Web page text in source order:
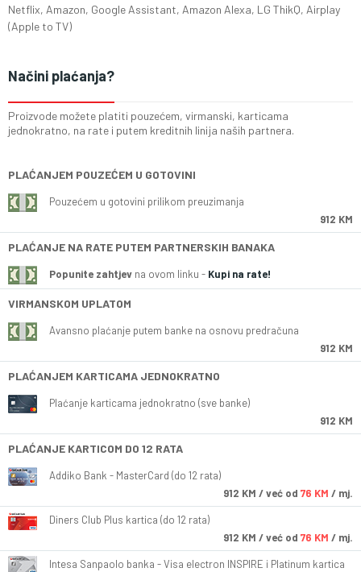
Netflix, Amazon, Google Assistant, Amazon Alexa, LG ThikQ, Airplay
(Apple to TV)
Načini plaćanja?
Proizvode možete platiti pouzećem, virmanski, karticama
jednokratno, na rate i putem kreditnih linija naših partnera.
PLAĆANJEM POUZEĆEM U GOTOVINI
Pouzećem u gotovini prilikom preuzimanja
912 KM
PLAĆANJE NA RATE PUTEM PARTNERSKIH BANAKA
Popunite zahtjev na ovom linku - Kupi na rate!
VIRMANSKOM UPLATOM
Avansno plaćanje putem banke na osnovu predračuna
912 KM
PLAĆANJEM KARTICAMA JEDNOKRATNO
Plaćanje karticama jednokratno (sve banke)
912 KM
PLAĆANJE KARTICOM DO 12 RATA
Addiko Bank - MasterCard (do 12 rata)
912 KM / već od 76 KM / mj.
Diners Club Plus kartica (do 12 rata)
912 KM / već od 76 KM / mj.
Intesa Sanpaolo banka - Visa electron INSPIRE i Platinum kartica